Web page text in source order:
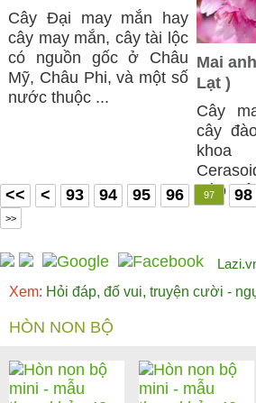
Cây Đại may mắn hay
cây may mắn, cây tài lộc
có nguồn gốc ở Châu
Mỹ, Châu Phi, và một số
nước thuộc ...
Mai
Lạt )
Cây
cây
khoa
Đào
<< < 93 94 95 96 97 98
>>
Xem: Hỏi đáp, đố vui, truyện cười -
HÒN NON BỘ